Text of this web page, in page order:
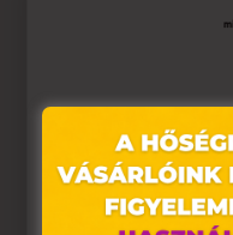
Ez az oldal
Weboldalunkon
alkalmazunk. Ezek
tárolnak webes